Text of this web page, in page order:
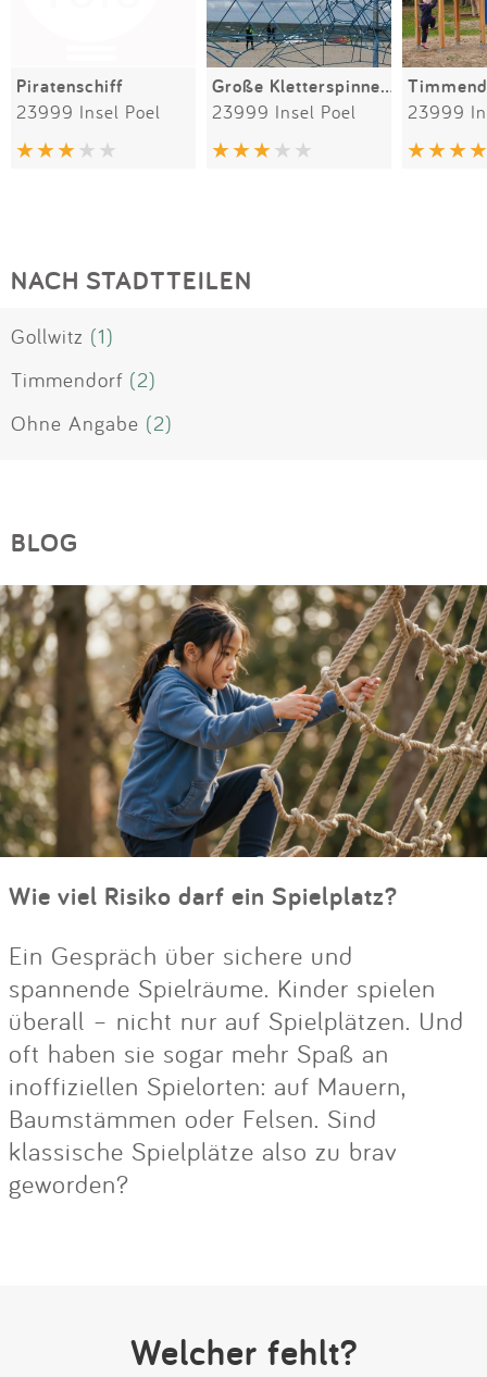
Piratenschiff
23999 Insel Poel
Große Kletterspinne am Strand
23999 Insel Poel 23999
NACH STADTTEILEN
Gollwitz (1)
Timmendorf (2)
Ohne Angabe (2)
BLOG
Wie viel Risiko darf ein Spielplatz?
Ein Gespräch über sichere und
spannende Spielräume. Kinder spielen
überall – nicht nur auf Spielplätzen. Und
oft haben sie sogar mehr Spaß an
inoffiziellen Spielorten: auf Mauern,
Baumstämmen oder Felsen. Sind
klassische Spielplätze also zu brav
geworden?
Welcher fehlt?